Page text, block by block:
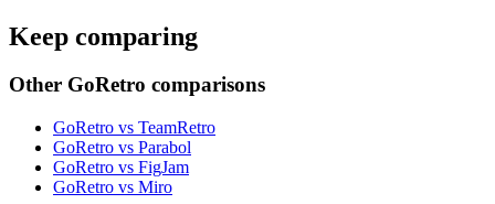
Keep comparing
Other GoRetro comparisons
GoRetro vs TeamRetro
GoRetro vs Parabol
GoRetro vs FigJam
GoRetro vs Miro